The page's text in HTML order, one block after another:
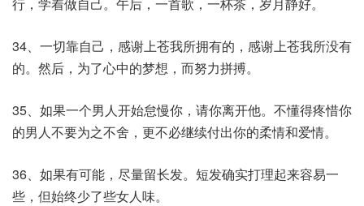
34、一切靠自己，感谢上苍我所拥有的，感谢上苍我所没有
的。然后，为了心中的梦想，而努力拼搏。
35、如果一个男人开始怠慢你，请你离开他。不懂得疼惜你
的男人不要为之不舍，更不必继续付出你的柔情和爱情。
36、如果有可能，尽量留长发。短发确实打理起来容易一
些，但始终少了些女人味。